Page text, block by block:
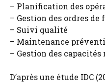
– Planification des
– Gestion des ordres
– Suivi qualité
– Maintenance
– Gestion des
D’après une étude IDC